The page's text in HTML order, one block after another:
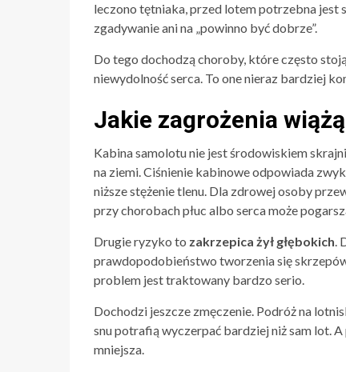
leczono tętniaka, przed lotem potrzebna jest
zgadywanie ani na „powinno być dobrze”.
Do tego dochodzą choroby, które często
niewydolność serca. To one nieraz bardziej
Jakie zagrożenia
Kabina samolotu nie jest środowiskiem
na ziemi. Ciśnienie kabinowe odpowiada
niższe stężenie tlenu. Dla zdrowej osoby
przy chorobach płuc albo serca może
Drugie ryzyko to zakrzepica żył głębokich.
prawdopodobieństwo tworzenia się
problem jest traktowany bardzo serio.
Dochodzi jeszcze zmęczenie. Podróż na
snu potrafią wyczerpać bardziej niż sam lot.
mniejsza.